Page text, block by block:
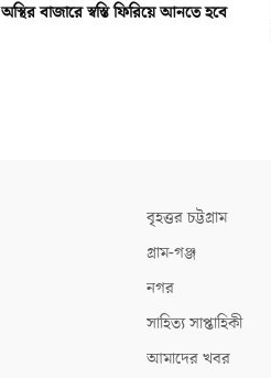
অস্থির বাজারে স্বস্তি ফিরিয়ে আনতে হবে
বৃহত্তর চট্টগ্রাম
গ্রাম-গঞ্জ
নগর
সাহিত্য সাপ্তাহিকী
আমাদের খবর